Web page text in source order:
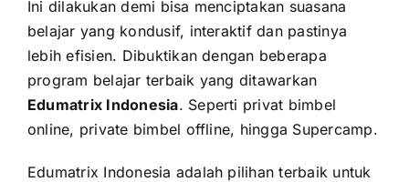
Ini dilakukan demi bisa menciptakan suasana
belajar yang kondusif, interaktif dan pastinya
lebih efisien. Dibuktikan dengan beberapa
program belajar terbaik yang ditawarkan
Edumatrix Indonesia. Seperti privat bimbel
online, private bimbel offline, hingga Supercamp.
Edumatrix Indonesia adalah pilihan terbaik untuk